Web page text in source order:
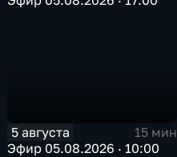
5 августа
15 мин
Эфир 05.08.2026 · 10:00